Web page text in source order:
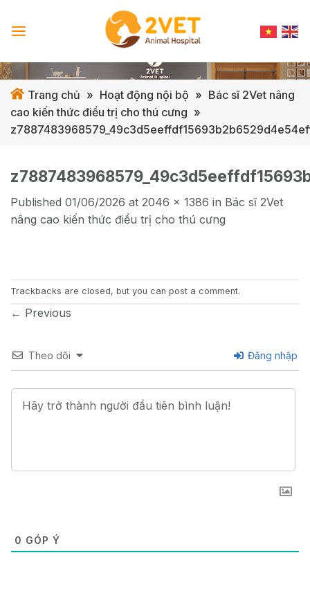
Trang chủ » Hoạt động nội bộ » Bác sĩ 2Vet nâng
cao kiến thức điều trị cho thú cưng »
Published 01/06/2026 at 2046 × 1386 in Bác sĩ 2Vet
nâng cao kiến thức điều trị cho thú cưng
Trackbacks are closed, but you can post a comment.
← Previous
Theo dõi Đăng nhập
0 GÓP Ý